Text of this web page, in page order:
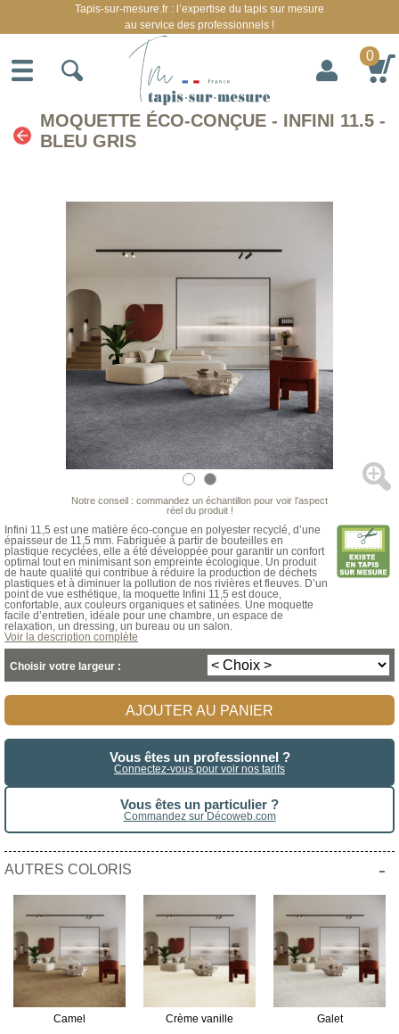
MOQUETTE ÉCO-CONÇUE - INFINI 11.5 -
BLEU GRIS
Notre conseil : commandez un échantillon pour voir l’aspect
réel du produit !
Infini 11,5 est une matière éco-conçue en polyester recyclé, d’une
épaisseur de 11,5 mm. Fabriquée à partir de bouteilles en
plastique recyclées, elle a été développée pour garantir un confort
optimal tout en minimisant son empreinte écologique. Un produit
de haute qualité qui contribue à réduire la production de déchets
plastiques et à diminuer la pollution de nos rivières et fleuves. D’un
point de vue esthétique, la moquette Infini 11,5 est douce,
confortable, aux couleurs organiques et satinées. Une moquette
facile d’entretien, idéale pour une chambre, un espace de
relaxation, un dressing, un bureau ou un salon.
Voir la description complète
Choisir votre largeur :
AJOUTER AU PANIER
Vous êtes un professionnel ?
Connectez-vous pour voir nos tarifs
Vous êtes un particulier ?
Commandez sur Décoweb.com
AUTRES COLORIS -
Camel Crème vanille Galet
Tapis-sur-mesure.fr : l’expertise du tapis sur mesure
au service des professionnels !
0